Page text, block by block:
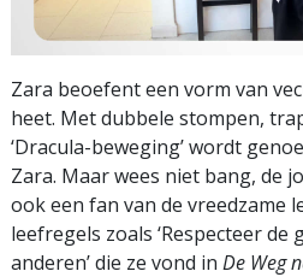
Zara beoefent een vorm van
heet. Met dubbele stompen,
‘Dracula-beweging’ wordt
Zara. Maar wees niet bang, de
ook een fan van de vreedzame
leefregels zoals ‘Respecteer
anderen’ die ze vond in De Weg